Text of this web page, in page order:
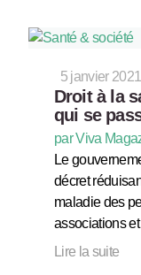
5 janvier 2021
Droit à la
qui se
par Viva
Le
décret
maladie des
associations
Lire la suite